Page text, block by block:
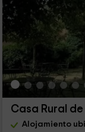
Casa Rural
Alojamiento